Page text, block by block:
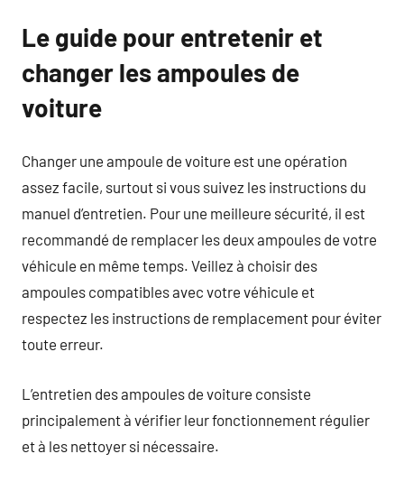
Le guide pour entretenir et
changer les ampoules de
voiture
Changer une ampoule de voiture est une opération
assez facile, surtout si vous suivez les instructions du
manuel d’entretien. Pour une meilleure sécurité, il est
recommandé de remplacer les deux ampoules de votre
véhicule en même temps. Veillez à choisir des
ampoules compatibles avec votre véhicule et
respectez les instructions de remplacement pour éviter
toute erreur.
L’entretien des ampoules de voiture consiste
principalement à vérifier leur fonctionnement régulier
et à les nettoyer si nécessaire.